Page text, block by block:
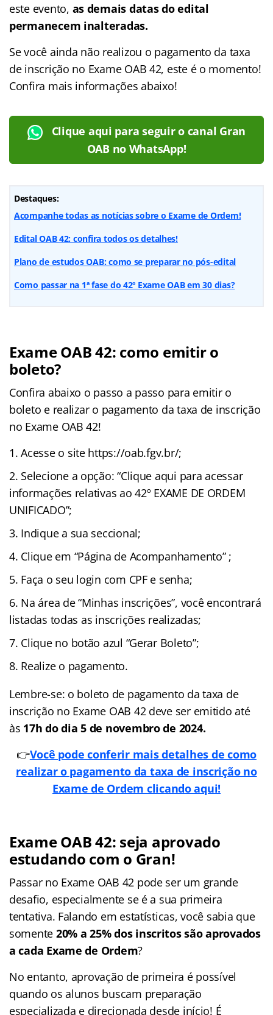
este evento, as demais datas do edital
permanecem inalteradas.
Se você ainda não realizou o pagamento da taxa
de inscrição no Exame OAB 42, este é o momento!
Confira mais informações abaixo!
Clique aqui para seguir o canal Gran
OAB no WhatsApp!
Destaques:
Acompanhe todas as notícias sobre o Exame de Ordem!
Edital OAB 42: confira todos os detalhes!
Plano de estudos OAB: como se preparar no pós-edital
Como passar na 1ª fase do 42º Exame OAB em 30 dias?
Exame OAB 42: como emitir o
boleto?
Confira abaixo o passo a passo para emitir o
boleto e realizar o pagamento da taxa de inscrição
no Exame OAB 42!
Acesse o site https://oab.fgv.br/;
Selecione a opção: “Clique aqui para acessar
informações relativas ao 42º EXAME DE ORDEM
UNIFICADO”;
Indique a sua seccional;
Clique em “Página de Acompanhamento” ;
Faça o seu login com CPF e senha;
Na área de “Minhas inscrições”, você encontrará
listadas todas as inscrições realizadas;
Clique no botão azul “Gerar Boleto”;
Realize o pagamento.
Lembre-se: o boleto de pagamento da taxa de
inscrição no Exame OAB 42 deve ser emitido até
às 17h do dia 5 de novembro de 2024.
👉Você pode conferir mais detalhes de como
realizar o pagamento da taxa de inscrição no
Exame de Ordem clicando aqui!
Exame OAB 42: seja aprovado
estudando com o Gran!
Passar no Exame OAB 42 pode ser um grande
desafio, especialmente se é a sua primeira
tentativa. Falando em estatísticas, você sabia que
somente 20% a 25% dos inscritos são aprovados
a cada Exame de Ordem?
No entanto, aprovação de primeira é possível
quando os alunos buscam preparação
especializada e direcionada desde início! É